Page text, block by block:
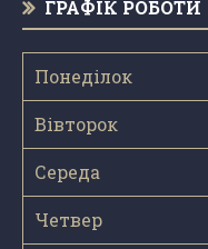
ГРАФІК РОБОТИ
Понеділок
Вівторок
Середа
Четвер